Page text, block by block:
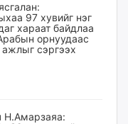
97 хувийг нэг
хараат байдлаа
орнуудаас
ажлыг сэргээх
Н.Амарзаяа: